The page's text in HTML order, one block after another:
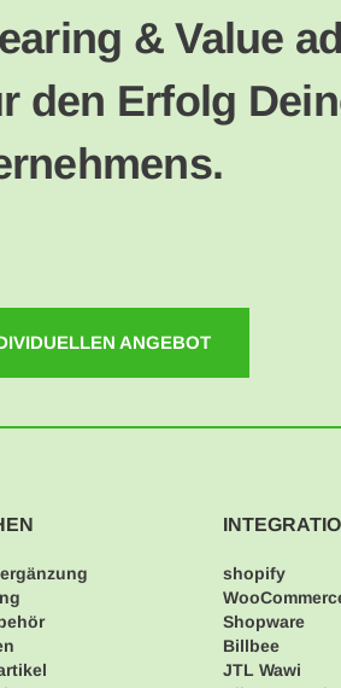
& Value
den Erfolg
ANGEBOT
shopify
Shopware
Billbee
JTL Wawi